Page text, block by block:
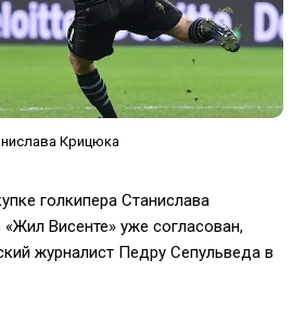
Крицюка
голкипера Станислава
Висенте» уже согласован,
журналист Педру Сепульведа в